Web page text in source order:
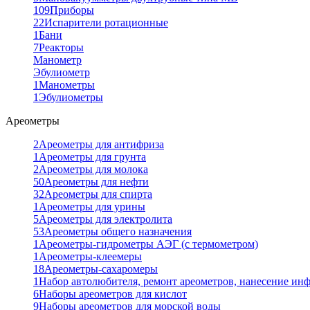
109Приборы
22Испарители ротационные
1Бани
7Реакторы
Манометр
Эбулиометр
1Манометры
1Эбулиометры
Ареометры
2Ареометры для антифриза
1 Ареометры для грунта
2Ареометры для молока
50Ареометры для нефти
32Ареометры для спирта
1 Ареометры для урины
5Ареометры для электролита
53Ареометры общего назначения
1 Ареометры-гидрометры АЭГ (с термометром)
1 Ареометры-клеемеры
18Ареометры-сахаромеры
1Набор автолюбителя, ремонт ареометров, нанесение
6Наборы ареометров для кислот
9Наборы ареометров для морской воды